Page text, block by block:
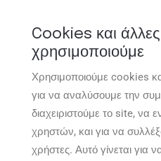
Cookies και
χρησιμοποιούμε
Χρησιμοποιούμε cookies
για να αναλύσουμε την
διαχειριστούμε το site, να
χρηστών, και για να
χρήστες. Αυτό γίνεται